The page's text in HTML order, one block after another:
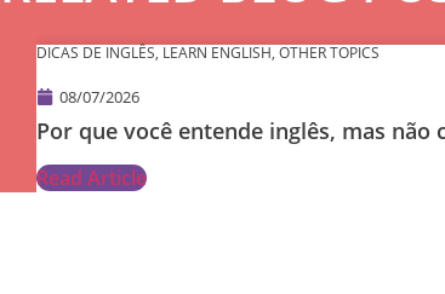
DICAS DE INGLÊS, LEARN ENGLISH, OTHER TOPICS
08/07/2026
Por que você entende inglês, mas não
Read Article